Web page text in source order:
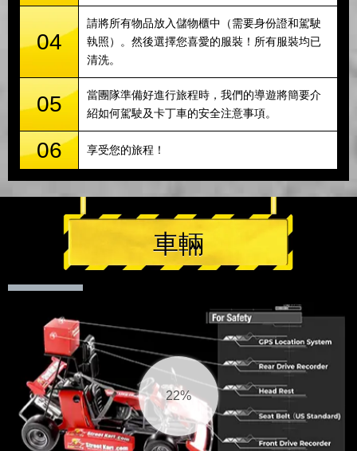
04
請將所有物品放入儲物櫃中（需要身份證和駕駛
執照）。然後選擇您喜愛的服裝！所有服裝均已
清洗。
05
當團隊準備好進行旅程時，我們的導遊將簡要介
紹如何駕駛及卡丁車的安全注意事項。
06 享受您的旅程！
車輛
23%